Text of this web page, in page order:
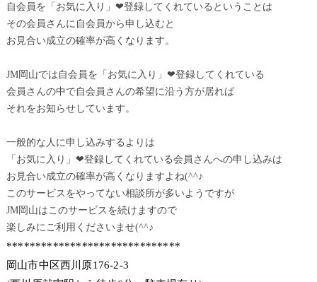
自会員を「お気に入り」❤登録してくれているということは
その会員さんに自会員から申し込むと
お見合い成立の確率が高くなります。
JM岡山では自会員を「お気に入り」❤登録してくれている
会員さんの中で自会員さんの希望に沿う方が居れば
それをお知らせしています。
一般的な人に申し込みするよりは
「お気に入り」❤登録してくれている会員さんへの申し込みは
お見合い成立の確率が高くなりますよね(^^♪
このサービスをやってない相談所が多いようですが
JM岡山はこのサービスを続けますので
楽しみにご利用くださいませ(^^♪
******************************
岡山市中区西川原176-2-3